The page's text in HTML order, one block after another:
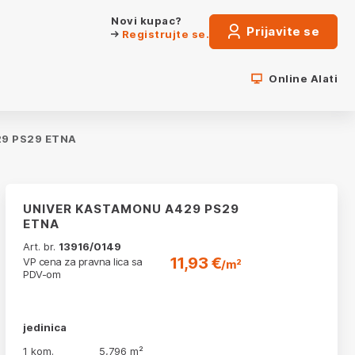
Novi kupac?
Registrujte se.
Prijavite se
Online Alati
PS29 ETNA
UNIVER KASTAMONU A429 PS29
ETNA
Art. br. 13916/0149
VP cena za pravna lica sa
PDV-om
11,93 €/m²
jedinica
1 kom.
5,796 m²